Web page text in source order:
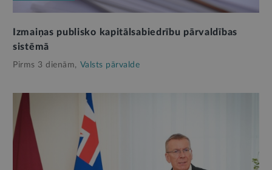
Izmaiņas publisko kapitālsabiedrību pārvaldības
sistēmā
Pirms 3 dienām, Valsts pārvalde